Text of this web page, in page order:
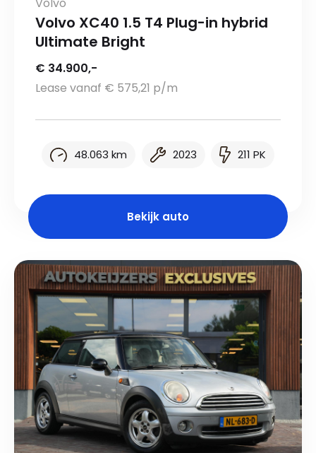
Volvo XC40 1.5 T4 Plug-in hybrid
Ultimate Bright
€ 34.900,-
Lease vanaf € 575,21 p/m
48.063 km 2023 211 PK
Bekijk auto